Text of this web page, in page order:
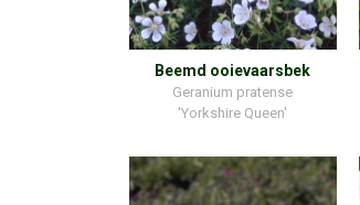
Beemd ooievaarsbek
Geranium pratense
'Yorkshire Queen'